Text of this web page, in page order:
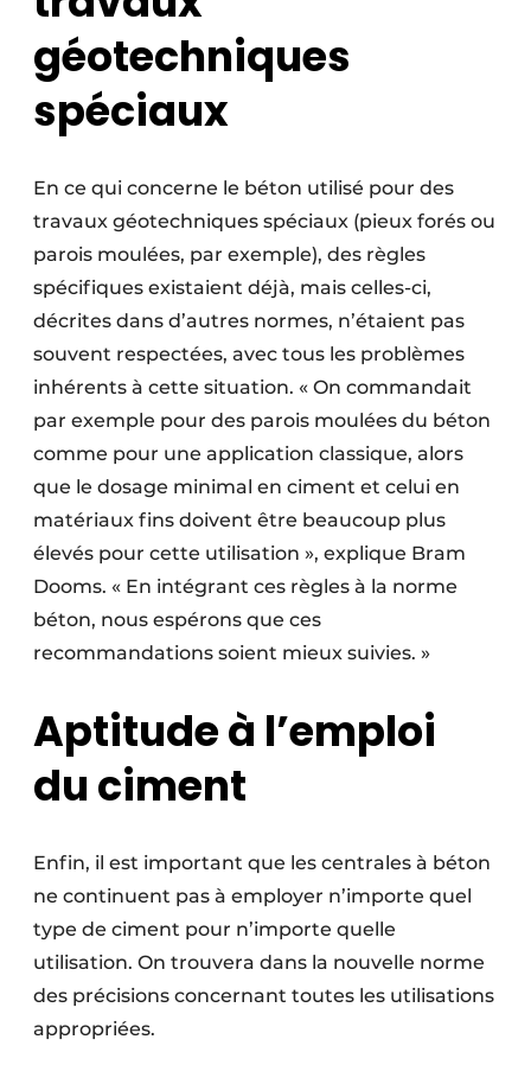
géotechniques
spéciaux
En ce qui concerne le béton utilisé pour des
travaux géotechniques spéciaux (pieux forés ou
parois moulées, par exemple), des règles
spécifiques existaient déjà, mais celles-ci,
décrites dans d’autres normes, n’étaient pas
souvent respectées, avec tous les problèmes
inhérents à cette situation. « On commandait
par exemple pour des parois moulées du béton
comme pour une application classique, alors
que le dosage minimal en ciment et celui en
matériaux fins doivent être beaucoup plus
élevés pour cette utilisation », explique Bram
Dooms. « En intégrant ces règles à la norme
béton, nous espérons que ces
recommandations soient mieux suivies. »
Aptitude à l’emploi
du ciment
Enfin, il est important que les centrales à béton
ne continuent pas à employer n’importe quel
type de ciment pour n’importe quelle
utilisation. On trouvera dans la nouvelle norme
des précisions concernant toutes les utilisations
appropriées.